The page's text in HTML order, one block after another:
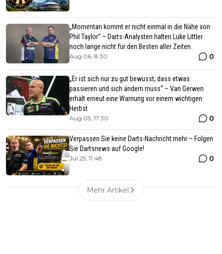
„Momentan kommt er nicht einmal in die Nähe von
Phil Taylor“ – Darts-Analysten halten Luke Littler
noch lange nicht für den Besten aller Zeiten
Aug 06, 8:30 0
„Er ist sich nur zu gut bewusst, dass etwas
passieren und sich ändern muss“ – Van Gerwen
erhält erneut eine Warnung vor einem wichtigen
Herbst
Aug 05, 17:30 0
Verpassen Sie keine Darts-Nachricht mehr – Folgen
Sie Dartsnews auf Google!
Jul 25, 11:48 0
Mehr Artikel